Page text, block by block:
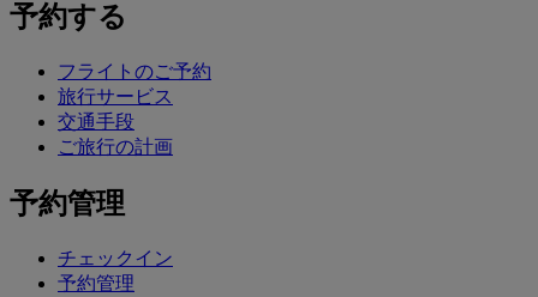
予約する
フライトのご予約
旅行サービス
交通手段
ご旅行の計画
予約管理
チェックイン
予約管理